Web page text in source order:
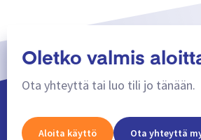
Oletko valmis
Ota yhteyttä tai luo tili jo tänään.
Aloita käyttö Ota yhteyttä